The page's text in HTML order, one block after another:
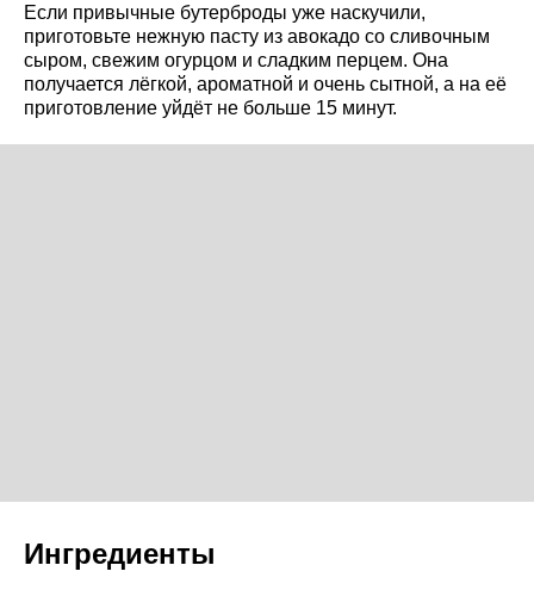
Если привычные бутерброды уже наскучили,
приготовьте нежную пасту из авокадо со сливочным
сыром, свежим огурцом и сладким перцем. Она
получается лёгкой, ароматной и очень сытной, а на её
приготовление уйдёт не больше 15 минут.
Ингредиенты